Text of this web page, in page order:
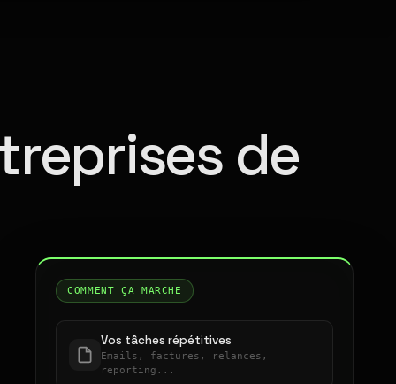
de
COMMENT ÇA MARCHE
Vos tâches répétitives
Emails, factures, relances,
reporting...